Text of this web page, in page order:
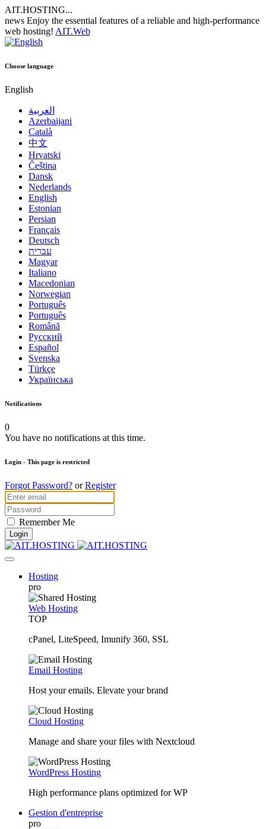
AIT.HOSTING...
news Enjoy the essential features of a reliable and high-performance
web hosting! AIT.Web
Choose language
English
العربية
Azerbaijani
Català
中文
Hrvatski
Čeština
Dansk
Nederlands
English
Estonian
Persian
Français
Deutsch
עברית
Magyar
Italiano
Macedonian
Norwegian
Português
Português
Română
Русский
Español
Svenska
Türkçe
Українська
Notifications
0
You have no notifications at this time.
Login - This page is restricted
Forgot Password? orRegister
Remember Me
Hosting
pro
Web Hosting
TOP
cPanel, LiteSpeed, Imunify 360, SSL
Email Hosting
Host your emails. Elevate your brand
Cloud Hosting
Manage and share your files with Nextcloud
WordPress Hosting
High performance plans optimized for WP
Gestion d'entreprise
pro